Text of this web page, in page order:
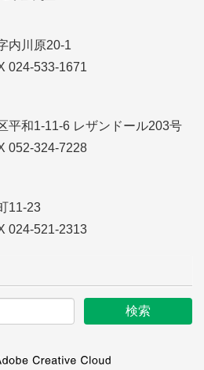
内川原20-1
024-533-1671
平和1-11-6 レザンドール203号
052-324-7228
11-23
024-521-2313